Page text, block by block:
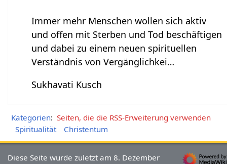
Immer mehr Menschen wollen sich aktiv
und offen mit Sterben und Tod beschäftigen
und dabei zu einem neuen spirituellen
Verständnis von Vergänglichkei…
Sukhavati Kusch
Kategorien: Seiten, die die RSS-Erweiterung verwenden
Spiritualität
Christentum
Diese Seite wurde zuletzt am 8. Dezember